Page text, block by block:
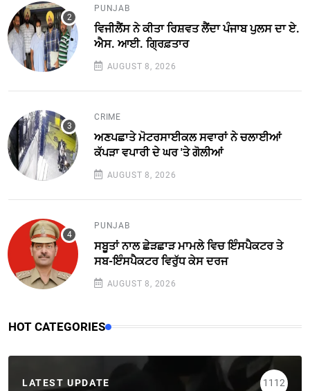
PUNJAB
ਵਿਜੀਲੈਂਸ ਨੇ ਕੀਤਾ ਰਿਸ਼ਵਤ ਲੈਂਦਾ ਪੰਜਾਬ ਪੁਲਸ ਦਾ ਏ.
ਐਸ. ਆਈ. ਗ੍ਰਿਫ਼ਤਾਰ
AUGUST 8, 2026
CRIME
ਅਣਪਛਾਤੇ ਮੋਟਰਸਾਈਕਲ ਸਵਾਰਾਂ ਨੇ ਚਲਾਈਆਂ
ਕੱਪੜਾ ਵਪਾਰੀ ਦੇ ਘਰ 'ਤੇ ਗੋਲੀਆਂ
AUGUST 8, 2026
PUNJAB
ਸਬੂਤਾਂ ਨਾਲ ਛੇੜਛਾੜ ਮਾਮਲੇ ਵਿਚ ਇੰਸਪੈਕਟਰ ਤੇ
ਸਬ-ਇੰਸਪੈਕਟਰ ਵਿਰੁੱਧ ਕੇਸ ਦਰਜ
AUGUST 8, 2026
HOT CATEGORIES
LATEST UPDATE 1112